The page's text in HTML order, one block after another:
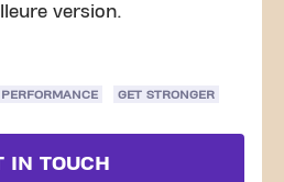
version.
GET STRONGER
IN TOUCH